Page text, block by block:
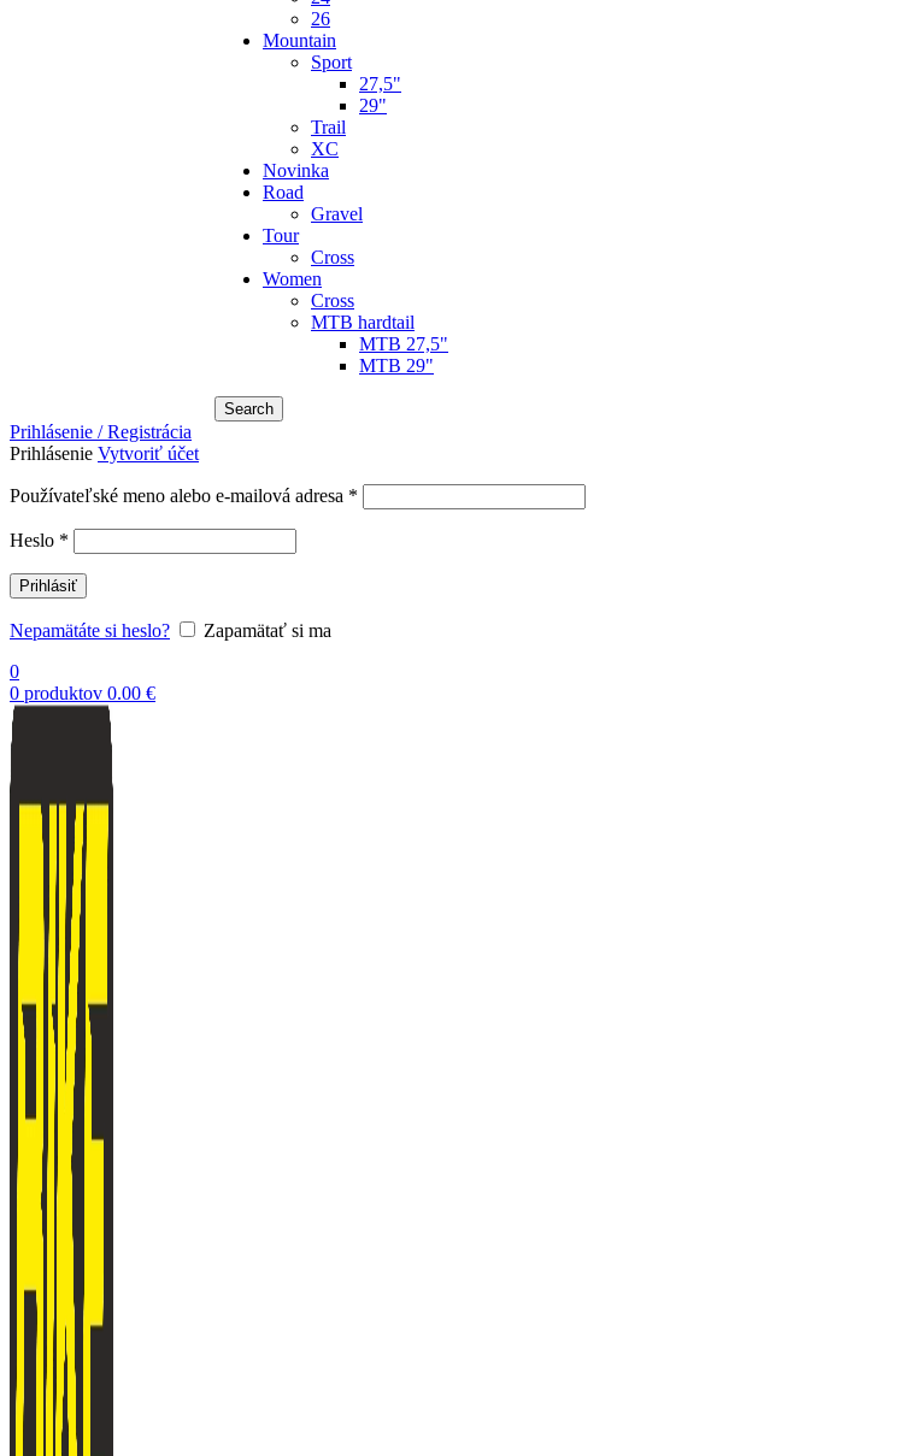
26
Mountain
Sport
27,5"
29"
Trail
XC
Novinka
Road
Gravel
Tour
Cross
Women
Cross
MTB hardtail
MTB 27,5"
MTB 29"
Search
Prihlásenie / Registrácia
Prihlásenie Vytvoriť účet
Používateľské meno alebo e-mailová adresa *
Heslo *
Prihlásiť
Nepamätáte si heslo?
Zapamätať si ma
0
0 produktov 0.00 €